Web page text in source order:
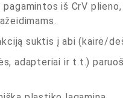
iš CrV
suktis į abi (kairė/
adapteriai ir t.t.)